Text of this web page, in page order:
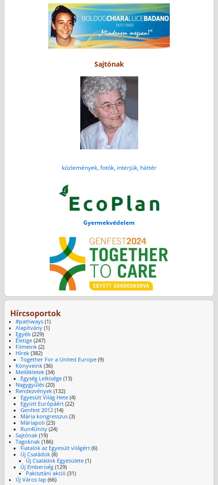
Sajtónak
közlemények, fotók, interjúk, háttér
Gyermekvédelem
Hírcsoportok
#pathways(1)
Alapítvány(1)
Egyéb (229)
Életige(247)
Filmeink(2)
Hírek(382)
Together For a United Europe (9)
Könyveink(36)
Mellékletek(34)
Egység Lelkisége (13)
Nagygyűlés(20)
Rendezvények(132)
Egyesült Világ Hete (4)
Együtt Európáért (22)
Genfest 2012 (14)
Mária kongresszus (3)
Máriapoli (23)
Run4Unity (24)
Sajtónak(19)
Tagoknak(186)
Fiatalok az Egyesült világért (6)
Új Családok (8)
Új Családok Egyesülete(1)
Új Emberiség (129)
Pakisztáni akció (31)
Új Város lap (66)